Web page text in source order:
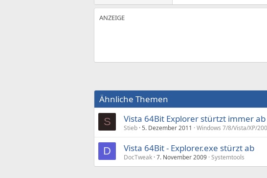
Ähnliche Themen
S Vista 64Bit Explorer stürtzt immer ab
Stieb 5. Dezember 2011 Windows 7/8/Vista/XP/
D Vista 64Bit - Explorer.exe stürzt ab
DocTweak 7. November 2009 Systemtools